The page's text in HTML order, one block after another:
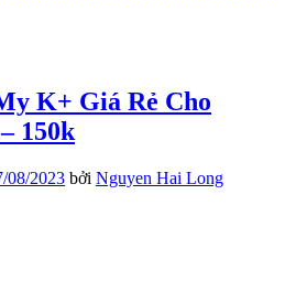
K+ Giá Rẻ Cho
150k
08/2023 bởi Nguyen Hai Long